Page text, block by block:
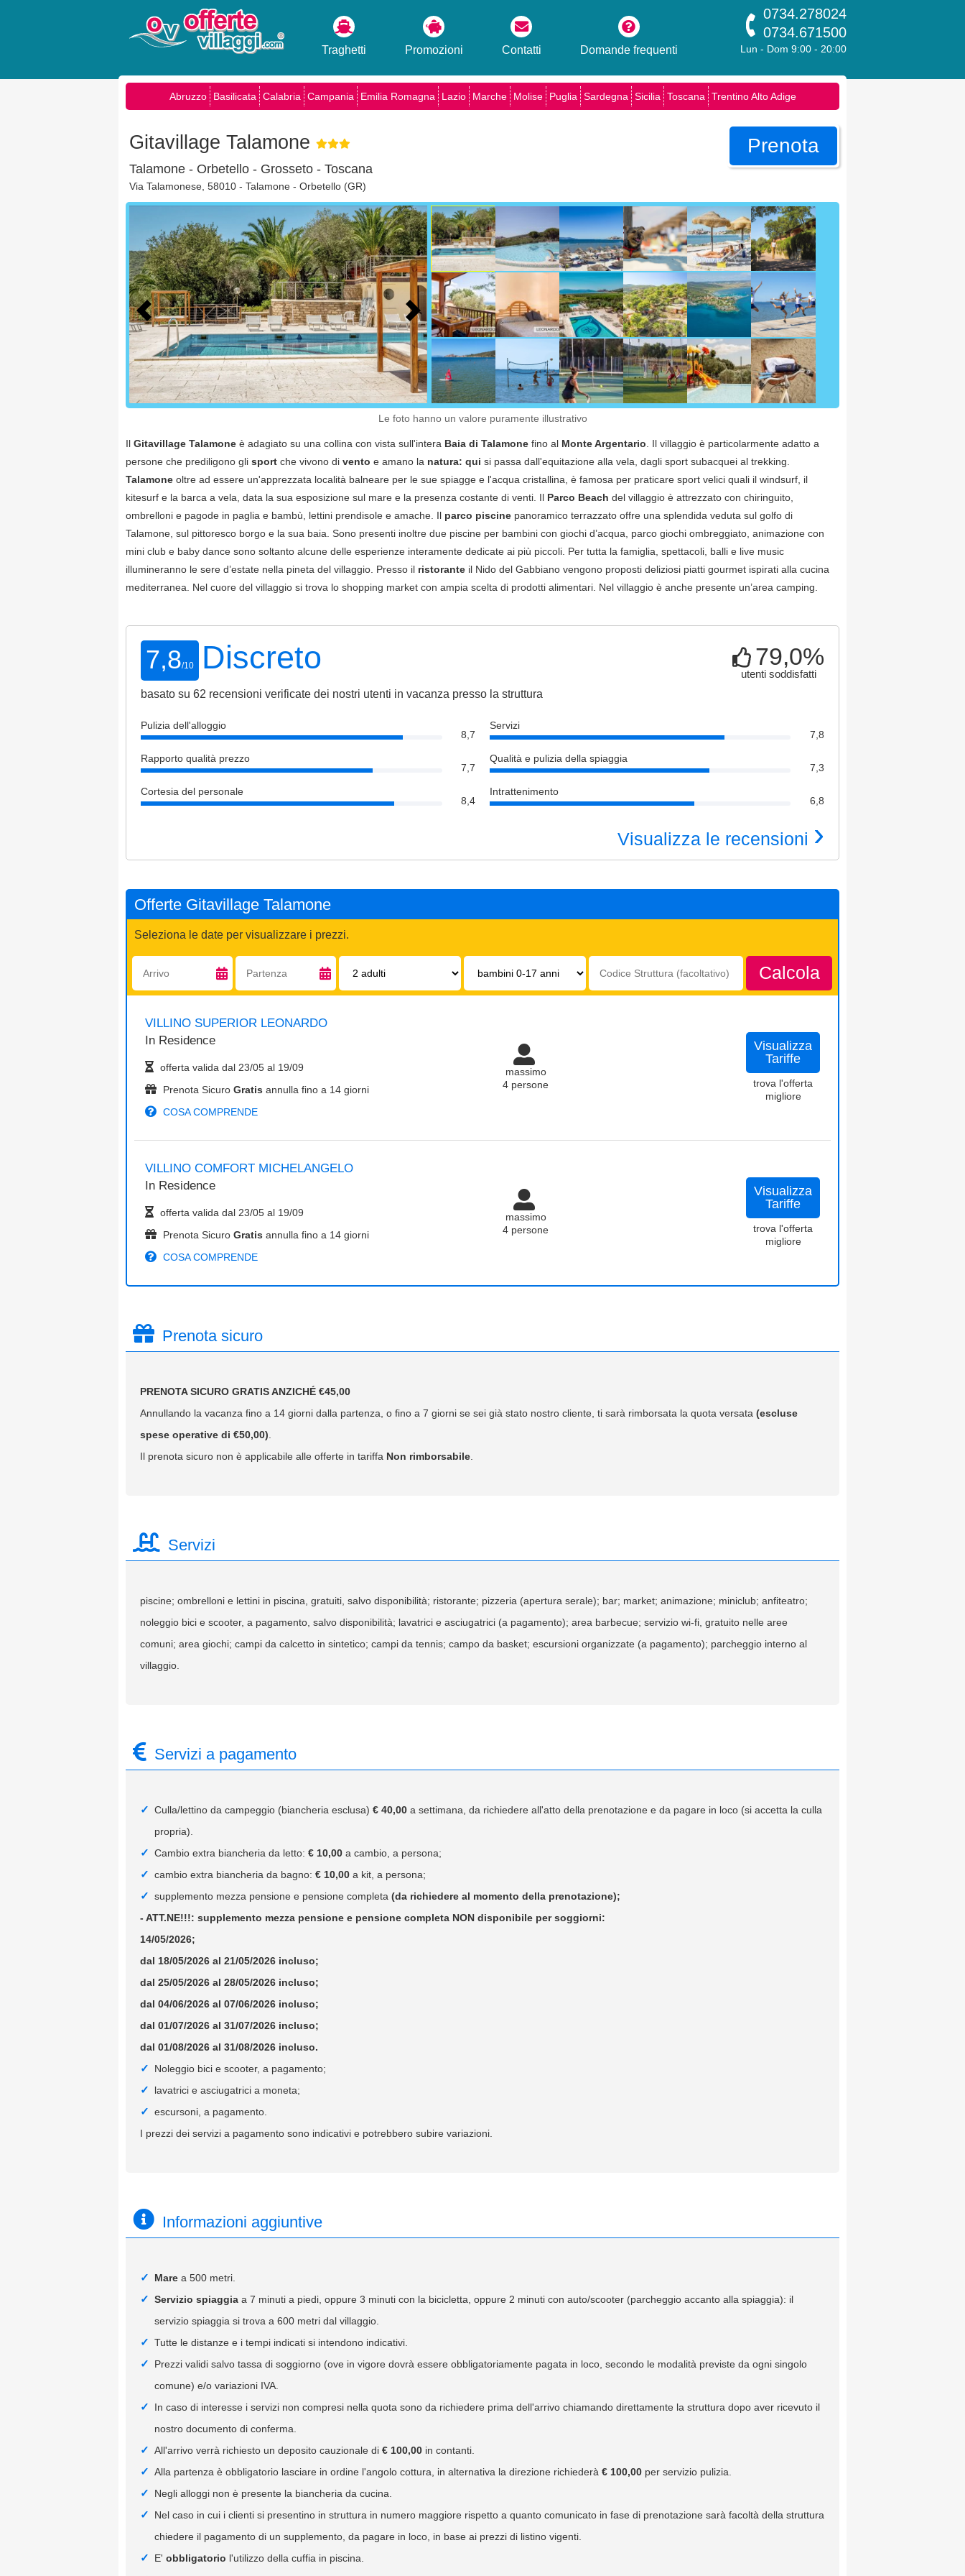
Traghetti Promozioni Contatti Domande frequenti
0734.278024
0734.671500
Lun - Dom 9:00 - 20:00
Abruzzo Basilicata Calabria Campania Emilia Romagna Lazio Marche Molise Puglia Sardegna Sicilia Toscana Trentino Alto Adige
Gitavillage Talamone
Talamone - Orbetello - Grosseto - Toscana
Via Talamonese, 58010 - Talamone - Orbetello (GR)
Prenota
Le foto hanno un valore puramente illustrativo
Il Gitavillage Talamone è adagiato su una collina con vista sull'intera Baia di Talamone fino al Monte Argentario . Il villaggio è particolarmente adatto a
persone che prediligono gli sport che vivono di vento e amano la natura: qui si passa dall'equitazione alla vela, dagli sport subacquei al trekking.
Talamone oltre ad essere un'apprezzata località balneare per le sue spiagge e l'acqua cristallina, è famosa per praticare sport velici quali il windsurf, il
kitesurf e la barca a vela, data la sua esposizione sul mare e la presenza costante di venti. Il Parco Beach del villaggio è attrezzato con chiringuito,
ombrelloni e pagode in paglia e bambù, lettini prendisole e amache. Il parco piscine panoramico terrazzato offre una splendida veduta sul golfo di
Talamone, sul pittoresco borgo e la sua baia. Sono presenti inoltre due piscine per bambini con giochi d’acqua, parco giochi ombreggiato, animazione con
mini club e baby dance sono soltanto alcune delle esperienze interamente dedicate ai più piccoli. Per tutta la famiglia, spettacoli, balli e live music
illumineranno le sere d’estate nella pineta del villaggio. Presso il ristorante il Nido del Gabbiano vengono proposti deliziosi piatti gourmet ispirati alla cucina
mediterranea. Nel cuore del villaggio si trova lo shopping market con ampia scelta di prodotti alimentari. Nel villaggio è anche presente un’area camping.
7,8/10 Discreto
basato su 62 recensioni verificate dei nostri utenti in vacanza presso la struttura
79,0%
utenti soddisfatti
Pulizia dell'alloggio
8,7
Rapporto qualità prezzo
7,7
Cortesia del personale
8,4
Servizi
7,8
Qualità e pulizia della spiaggia
7,3
Intrattenimento
6,8
Visualizza le recensioni ›
Offerte Gitavillage Talamone
Seleziona le date per visualizzare i prezzi.
Arrivo: Partenza: Adulti:
Bambini
17
Codice
struttura:
Calcola
VILLINO SUPERIOR LEONARDO
In Residence
offerta valida dal 23/05 al 19/09
Prenota Sicuro Gratis annulla fino a 14 giorni
COSA COMPRENDE
massimo
4 persone
Visualizza
Tariffe
trova l'offerta
migliore
VILLINO COMFORT MICHELANGELO
In Residence
offerta valida dal 23/05 al 19/09
Prenota Sicuro Gratis annulla fino a 14 giorni
COSA COMPRENDE
massimo
4 persone
Visualizza
Tariffe
trova l'offerta
migliore
Prenota sicuro
PRENOTA SICURO GRATIS ANZICHÉ €45,00
Annullando la vacanza fino a 14 giorni dalla partenza, o fino a 7 giorni se sei già stato nostro cliente, ti sarà rimborsata la quota versata (escluse
spese operative di €50,00)
Il prenota sicuro non è applicabile alle offerte in tariffa Non rimborsabile
Servizi
piscine; ombrelloni e lettini in piscina, gratuiti, salvo disponibilità; ristorante; pizzeria (apertura serale); bar; market; animazione; miniclub; anfiteatro;
noleggio bici e scooter, a pagamento, salvo disponibilità; lavatrici e asciugatrici (a pagamento); area barbecue; servizio wi-fi, gratuito nelle aree
comuni; area giochi; campi da calcetto in sintetico; campi da tennis; campo da basket; escursioni organizzate (a pagamento); parcheggio interno al
villaggio.
Servizi a pagamento
Culla/lettino da campeggio (biancheria esclusa) € 40,00 a settimana, da richiedere all'atto della prenotazione e da pagare in loco (si accetta la culla
propria).
Cambio extra biancheria da letto: € 10,00 a cambio, a persona;
cambio extra biancheria da bagno: € 10,00 a kit, a persona;
supplemento mezza pensione e pensione completa (da richiedere al momento della prenotazione);
- ATT.NE!!!: supplemento mezza pensione e pensione completa NON disponibile per soggiorni:
14/05/2026;
dal 18/05/2026 al 21/05/2026 incluso;
dal 25/05/2026 al 28/05/2026 incluso;
dal 04/06/2026 al 07/06/2026 incluso;
dal 01/07/2026 al 31/07/2026 incluso;
dal 01/08/2026 al 31/08/2026 incluso.
Noleggio bici e scooter, a pagamento;
lavatrici e asciugatrici a moneta;
escursoni, a pagamento.
I prezzi dei servizi a pagamento sono indicativi e potrebbero subire variazioni.
Informazioni aggiuntive
Mare a 500 metri.
Servizio spiaggia a 7 minuti a piedi, oppure 3 minuti con la bicicletta, oppure 2 minuti con auto/scooter (parcheggio accanto alla spiaggia): il
servizio spiaggia si trova a 600 metri dal villaggio.
Tutte le distanze e i tempi indicati si intendono indicativi.
Prezzi validi salvo tassa di soggiorno (ove in vigore dovrà essere obbligatoriamente pagata in loco, secondo le modalità previste da ogni singolo
comune) e/o variazioni IVA.
In caso di interesse i servizi non compresi nella quota sono da richiedere prima dell'arrivo chiamando direttamente la struttura dopo aver ricevuto il
nostro documento di conferma.
All'arrivo verrà richiesto un deposito cauzionale di € 100,00 in contanti.
Alla partenza è obbligatorio lasciare in ordine l'angolo cottura, in alternativa la direzione richiederà € 100,00 per servizio pulizia.
Negli alloggi non è presente la biancheria da cucina.
Nel caso in cui i clienti si presentino in struttura in numero maggiore rispetto a quanto comunicato in fase di prenotazione sarà facoltà della struttura
chiedere il pagamento di un supplemento, da pagare in loco, in base ai prezzi di listino vigenti.
E' obbligatorio l'utilizzo della cuffia in piscina.